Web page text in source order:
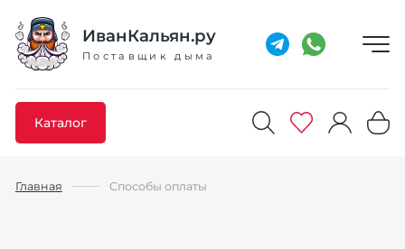
ИванКальян.ру
Поставщик дыма
Каталог
Добавлено максимальное кол-во товара
Главная Способы оплаты